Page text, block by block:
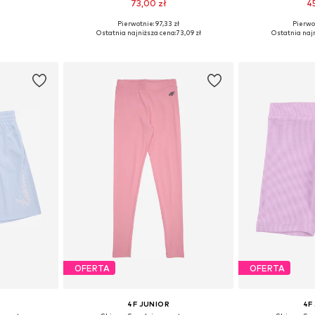
73,00 zł
Pierwotnie: 97,33 zł
Ostatnia najniższa cena:73,09 zł
Ostatnia
OFERTA
4F JUNIOR
OFERTA
4F